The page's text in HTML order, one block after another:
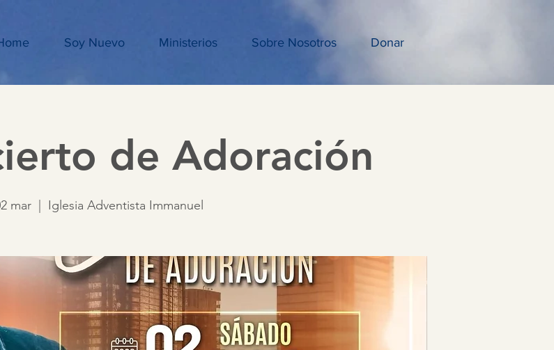
Soy Nuevo Ministerios Sobre Nosotros Donar
de Adoración
mar Iglesia Adventista Immanuel